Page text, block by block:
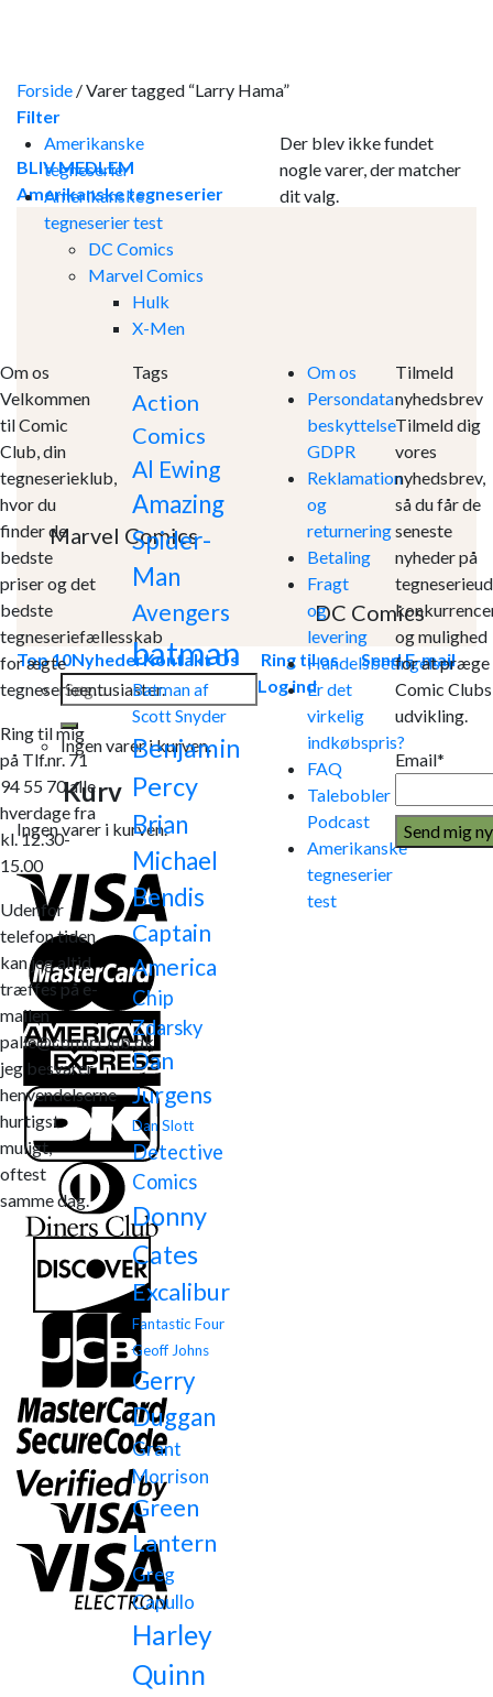
BLIV MEDLEM
Amerikanske tegneserier
Marvel Comics
DC Comics
Top 10NyhederKontakt Os Ring til os
Send E-mail
Søg
efter:
Log ind
Ingen varer i kurven.
Kurv
Ingen varer i kurven.
Forside /Varer tagged “Larry Hama”
Filter
Amerikanske
tegneserier
Amerikanske
tegneserier test
DC Comics
Marvel Comics
Hulk
X-Men
Der blev ikke fundet
nogle varer, der matcher
dit valg.
Om os
Velkommen
til Comic
Club, din
tegneserieklub,
hvor du
finder de
bedste
priser og det
bedste
tegneseriefællesskab
for ægte
tegneserieentusiaster.
Ring til mig
på Tlf.nr. 71
94 55 70 alle
hverdage fra
kl. 12.30-
15.00
Udenfor
telefon tiden
kan jeg altid
træffes på e-
mailen
palle@comicclub.dk
jeg besvarer
henvendelserne
hurtigst
muligt,
oftest
samme dag.
Tags
Action
Comics
Al Ewing
Amazing
Spider-
Man
Avengers
batman
Batman af
Scott Snyder
Benjamin
Percy
Brian
Michael
Bendis
Captain
America
Chip
Zdarsky
Dan
Jurgens
Dan Slott
Detective
Comics
Donny
Cates
Excalibur
Fantastic Four
Geoff Johns
Gerry
Duggan
Grant
Morrison
Green
Lantern
Greg
Capullo
Harley
Quinn
Om os
Persondata
beskyttelse
GDPR
Reklamation
og
returnering
Betaling
Fragt
og
levering
Handelsbetingelser
Er det
virkelig
indkøbspris?
FAQ
Talebobler
Podcast
Amerikanske
tegneserier
test
Tilmeld
nyhedsbrev
Tilmeld dig
vores
nyhedsbrev,
så du får de
seneste
nyheder på
og mulighed
for at præge
Comic Clubs
udvikling.
Email*